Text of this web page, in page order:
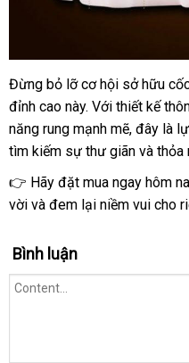
Cốc
thủ
dâm
CTD
gắn
tường
mạnh
thiết
kế
Đừng bỏ lỡ cơ hội sở hữu
đỉnh cao này. Với thiết kế
năng rung mạnh mẽ, đây là
tìm kiếm sự thư giãn và thỏa
👉 Hãy đặt mua ngay hôm
vời và đem lại niềm vui cho
Bình luận